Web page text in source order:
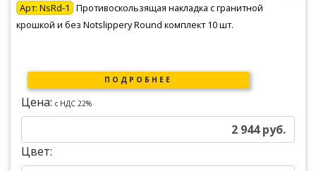
Арт: NsRd-1
Противоскользящая накладка с гранитной
крошкой и без Notslippery Round комплект 10 шт.
ПОДРОБНЕЕ
Цена: c НДС 22%
2 944 руб.
Цвет: